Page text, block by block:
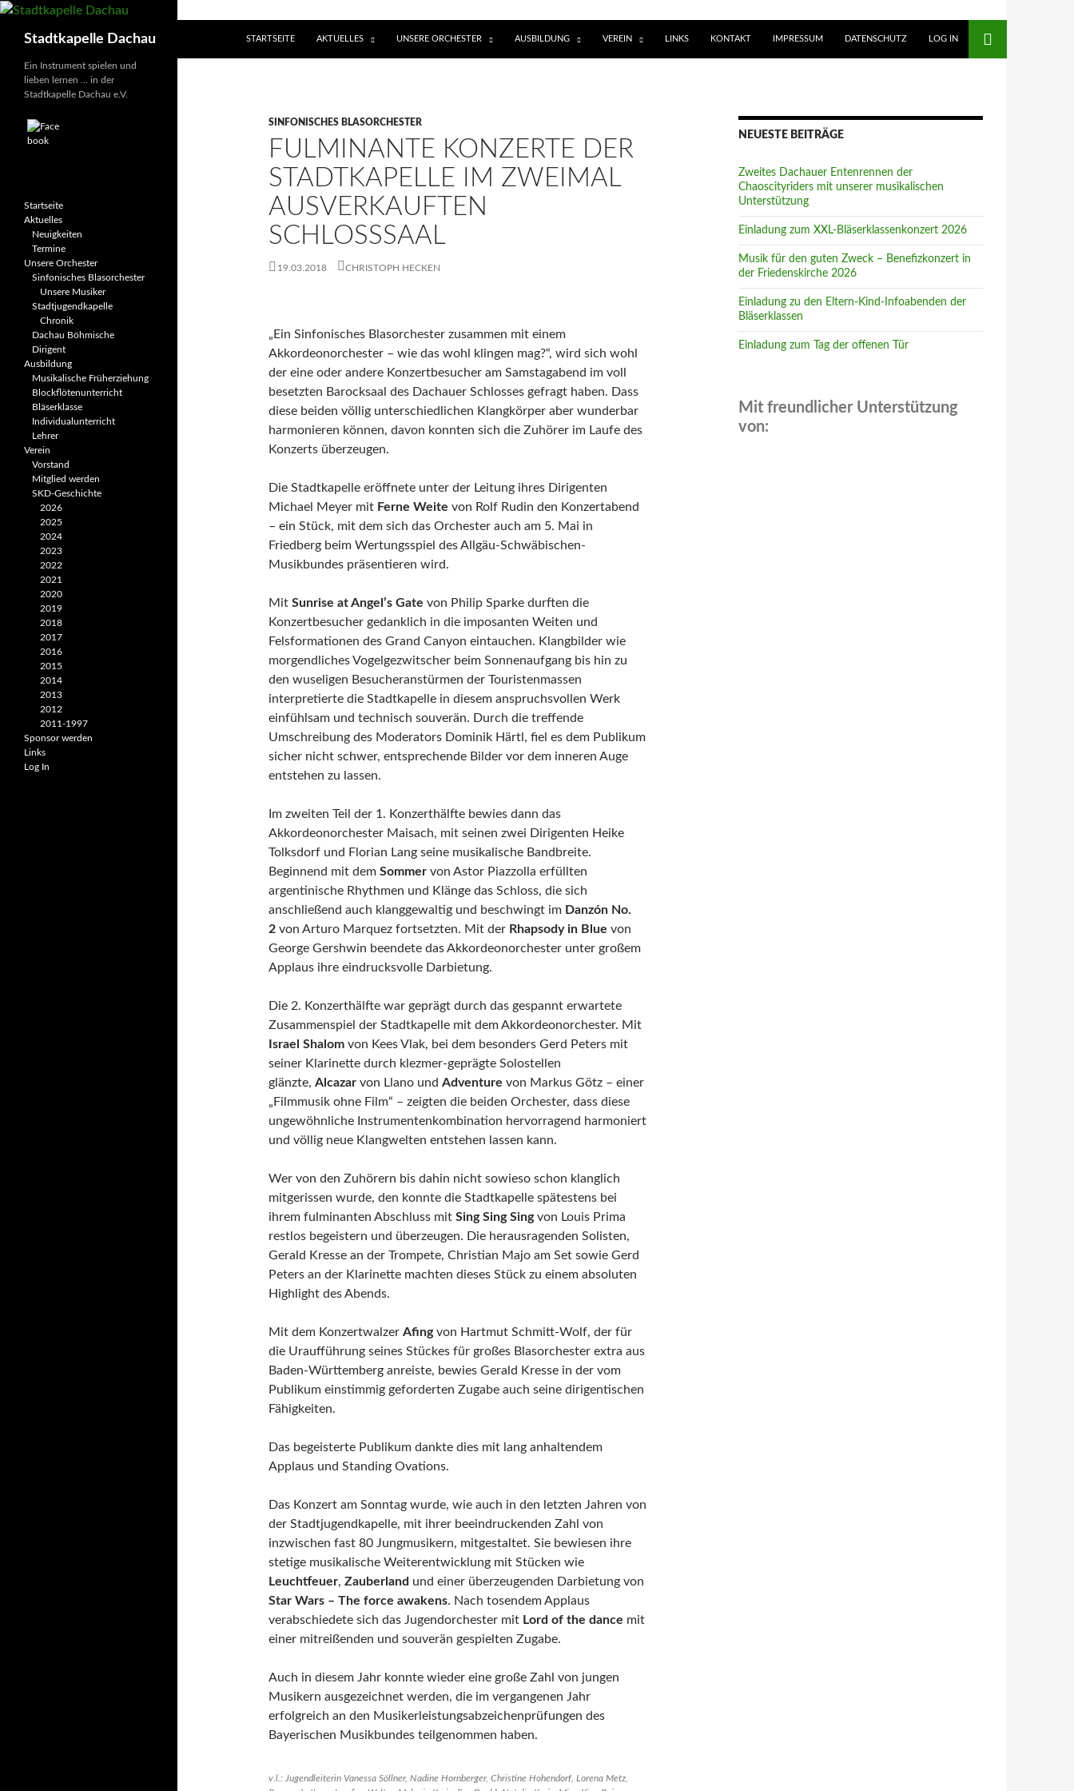
Zum
springen
Stadtkapelle Dachau STARTSEITE AKTUELLES UNSERE ORCHESTER AUSBILDUNG VEREIN LINKS KONTAKT IMPRESSUM DATENSCHUTZ LOG IN
SINFONISCHES BLASORCHESTER
FULMINANTE KONZERTE DER
STADTKAPELLE IM ZWEIMAL
AUSVERKAUFTEN
SCHLOSSSAAL
19.03.2018 CHRISTOPH HECKEN
„Ein Sinfonisches Blasorchester zusammen mit einem
Akkordeonorchester – wie das wohl klingen mag?“, wird sich wohl
der eine oder andere Konzertbesucher am Samstagabend im voll
besetzten Barocksaal des Dachauer Schlosses gefragt haben. Dass
diese beiden völlig unterschiedlichen Klangkörper aber wunderbar
harmonieren können, davon konnten sich die Zuhörer im Laufe des
Konzerts überzeugen.
Die Stadtkapelle eröffnete unter der Leitung ihres Dirigenten
Michael Meyer mit Ferne Weite von Rolf Rudin den Konzertabend
– ein Stück, mit dem sich das Orchester auch am 5. Mai in
Friedberg beim Wertungsspiel des Allgäu-Schwäbischen-
Musikbundes präsentieren wird.
Mit Sunrise at Angel’s Gate von Philip Sparke durften die
Konzertbesucher gedanklich in die imposanten Weiten und
Felsformationen des Grand Canyon eintauchen. Klangbilder wie
morgendliches Vogelgezwitscher beim Sonnenaufgang bis hin zu
den wuseligen Besucheranstürmen der Touristenmassen
interpretierte die Stadtkapelle in diesem anspruchsvollen Werk
einfühlsam und technisch souverän. Durch die treffende
Umschreibung des Moderators Dominik Härtl, fiel es dem Publikum
sicher nicht schwer, entsprechende Bilder vor dem inneren Auge
entstehen zu lassen.
Im zweiten Teil der 1. Konzerthälfte bewies dann das
Akkordeonorchester Maisach, mit seinen zwei Dirigenten Heike
Tolksdorf und Florian Lang seine musikalische Bandbreite.
Beginnend mit dem Sommer von Astor Piazzolla erfüllten
argentinische Rhythmen und Klänge das Schloss, die sich
anschließend auch klanggewaltig und beschwingt im Danzón No.
2 von Arturo Marquez fortsetzten. Mit der Rhapsody in Blue von
George Gershwin beendete das Akkordeonorchester unter großem
Applaus ihre eindrucksvolle Darbietung.
Die 2. Konzerthälfte war geprägt durch das gespannt erwartete
Zusammenspiel der Stadtkapelle mit dem Akkordeonorchester. Mit
Israel Shalom von Kees Vlak, bei dem besonders Gerd Peters mit
seiner Klarinette durch klezmer-geprägte Solostellen
glänzte, Alcazar von Llano und Adventure von Markus Götz – einer
„Filmmusik ohne Film“ – zeigten die beiden Orchester, dass diese
ungewöhnliche Instrumentenkombination hervorragend harmoniert
und völlig neue Klangwelten entstehen lassen kann.
Wer von den Zuhörern bis dahin nicht sowieso schon klanglich
mitgerissen wurde, den konnte die Stadtkapelle spätestens bei
ihrem fulminanten Abschluss mit Sing Sing Singvon Louis Prima
restlos begeistern und überzeugen. Die herausragenden Solisten,
Gerald Kresse an der Trompete, Christian Majo am Set sowie Gerd
Peters an der Klarinette machten dieses Stück zu einem absoluten
Highlight des Abends.
Mit dem Konzertwalzer Afingvon Hartmut Schmitt-Wolf, der für
die Uraufführung seines Stückes für großes Blasorchester extra aus
Baden-Württemberg anreiste, bewies Gerald Kresse in der vom
Publikum einstimmig geforderten Zugabe auch seine dirigentischen
Fähigkeiten.
Das begeisterte Publikum dankte dies mit lang anhaltendem
Applaus und Standing Ovations.
Das Konzert am Sonntag wurde, wie auch in den letzten Jahren von
der Stadtjugendkapelle, mit ihrer beeindruckenden Zahl von
inzwischen fast 80 Jungmusikern, mitgestaltet. Sie bewiesen ihre
stetige musikalische Weiterentwicklung mit Stücken wie
Leuchtfeuer, Zauberland und einer überzeugenden Darbietung von
Star Wars – The force awakens. Nach tosendem Applaus
verabschiedete sich das Jugendorchester mit Lord of the dance mit
einer mitreißenden und souverän gespielten Zugabe.
Auch in diesem Jahr konnte wieder eine große Zahl von jungen
Musikern ausgezeichnet werden, die im vergangenen Jahr
erfolgreich an den Musikerleistungsabzeichenprüfungen des
Bayerischen Musikbundes teilgenommen haben.
v.l.: Jugendleiterin Vanessa Söllner, Nadine Hornberger, Christine Hohendorf, Lorena Metz,
NEUESTE BEITRÄGE
Zweites Dachauer Entenrennen der
Chaoscityriders mit unserer musikalischen
Unterstützung
Einladung zum XXL-Bläserklassenkonzert 2026
Musik für den guten Zweck – Benefizkonzert in
der Friedenskirche 2026
Einladung zu den Eltern-Kind-Infoabenden der
Bläserklassen
Einladung zum Tag der offenen Tür
Mit freundlicher Unterstützung
von:
Ein Instrument spielen und
lieben lernen … in der
Stadtkapelle Dachau e.V.
Startseite
Aktuelles
Neuigkeiten
Termine
Unsere Orchester
Sinfonisches Blasorchester
Unsere Musiker
Stadtjugendkapelle
Chronik
Dachau Böhmische
Dirigent
Ausbildung
Musikalische Früherziehung
Blockflötenunterricht
Bläserklasse
Individual­unterricht
Lehrer
Verein
Vorstand
Mitglied werden
SKD-Geschichte
2026
2025
2024
2023
2022
2021
2020
2019
2018
2017
2016
2015
2014
2013
2012
2011-1997
Sponsor werden
Links
Log In